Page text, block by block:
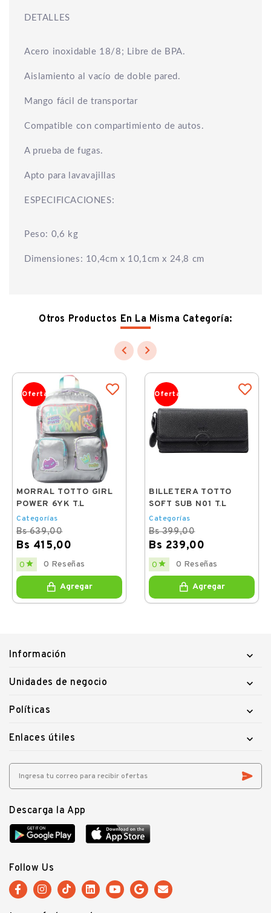
DETALLES
Acero inoxidable 18/8; Libre de BPA.
Aislamiento al vacío de doble pared.
Mango fácil de transportar
Compatible con compartimiento de autos.
A prueba de fugas.
Apto para lavavajillas
ESPECIFICACIONES:
Peso: 0,6 kg
Dimensiones: 10,4cm x 10,1cm x 24,8 cm
Otros Productos En La Misma Categoría:
 
Oferta
MORRAL TOTTO GIRL
POWER 6YK T.L
Categorías
Bs 639,00
Bs 415,00
Regular
price
Price
0  0 Reseñas
Agregar
Oferta
BILLETERA TOTTO
SOFT SUB N01 T.L
Categorías
Bs 399,00
Bs 239,00
Regular
price
Price
0  0 Reseñas
Agregar
Información 
Unidades de negocio 
Políticas 
Enlaces útiles 
Descarga la App
Follow Us